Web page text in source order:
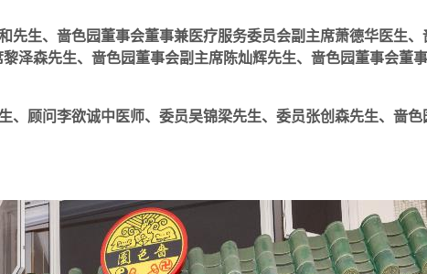
先生、啬色园董事会董事兼医疗服务委员会副主席萧德华医生
泽森先生、啬色园董事会副主席陈灿辉先生、啬色园董事会董
、顾问李欲诚中医师、委员吴锦梁先生、委员张创森先生、啬